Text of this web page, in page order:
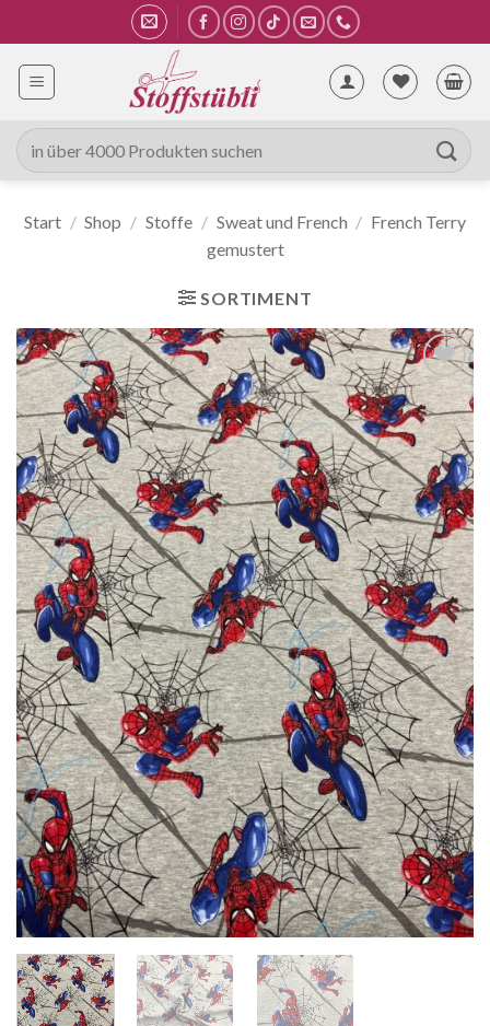
Inhalt
springen
Suche
nach:
Start / Shop / Stoffe / Sweat und French / French Terry
gemustert
SORTIMENT
Auf die
Wunschliste